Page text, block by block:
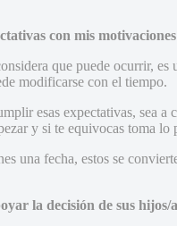
con mis
que puede ocurrir, es
modificarse con el tiempo.
esas expectativas, sea
y si te equivocas toma lo
una fecha, estos se
la decisión de sus hijos/